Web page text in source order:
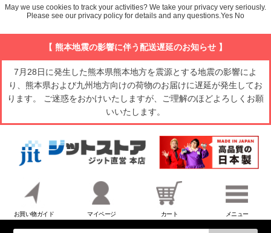
【 熊本地震の影響に伴う配送遅延のお知らせ 】
7月28日に発生した熊本県熊本地方を震源とする地震の影響によ
り、熊本県および九州地方向けの荷物のお届けに遅延が発生してお
ります。 ご迷惑をおかけいたしますが、ご理解のほどよろしくお願
いいたします。
お買い物ガイド マイページ カート メニュー
May we use cookies to track your activities? We take your privacy very seriously.
Please see our privacy policy for details and any questions.Yes No